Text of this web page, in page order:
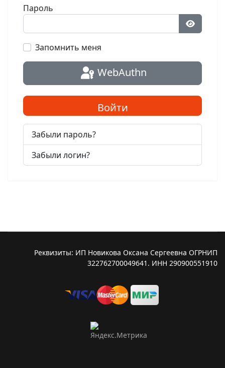
Пароль
Запомнить меня
WebAuthn
Войти
Забыли пароль?
Забыли логин?
Реквизиты: ИП Новикова Оксана Сергеевна ОГРНИП
322762700049641. ИНН 290900551910